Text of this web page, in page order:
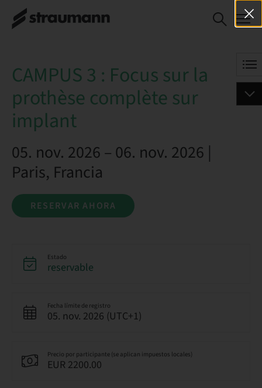
CAMPUS 3 : Focus sur la
prothèse complète sur
RESERVAR AHORA
CAMPUS 3 : Focus sur la
prothèse complète sur
implant
05. nov. 2026 – 06. nov. 2026 |
Paris, Francia
RESERVAR AHORA
Estado
reservable
Fecha límite de registro
05. nov. 2026 (UTC+1)
Precio por participante (se aplican impuestos locales)
EUR 2200.00